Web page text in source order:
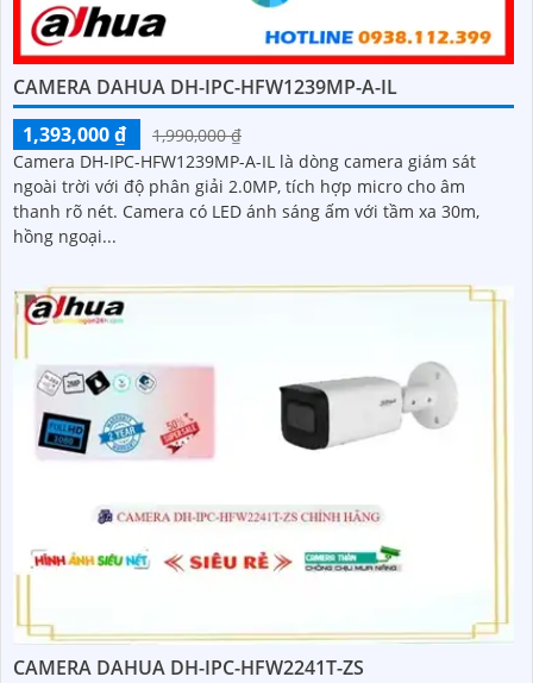
CAMERA DAHUA DH-IPC-HFW1239MP-A-IL
1,393,000 ₫
1,990,000 ₫
Camera DH-IPC-HFW1239MP-A-IL là dòng camera giám sát
ngoài trời với độ phân giải 2.0MP, tích hợp micro cho âm
thanh rõ nét. Camera có LED ánh sáng ấm với tầm xa 30m,
hồng ngoại...
CAMERA DAHUA DH-IPC-HFW2241T-ZS